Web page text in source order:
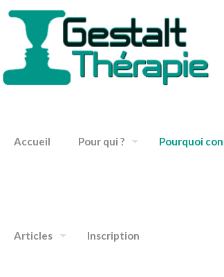
Accueil Pour qui ? Pourquoi
Articles Inscription